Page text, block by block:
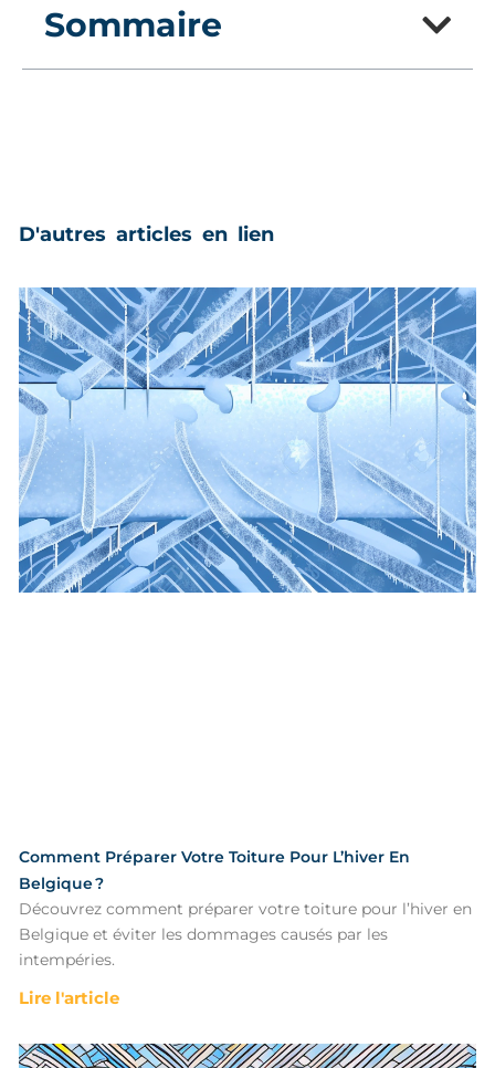
Sommaire
D'autres articles en lien
Comment Préparer Votre Toiture Pour L’hiver En
Belgique ?
Découvrez comment préparer votre toiture pour l’hiver en
Belgique et éviter les dommages causés par les
intempéries.
Lire l'article